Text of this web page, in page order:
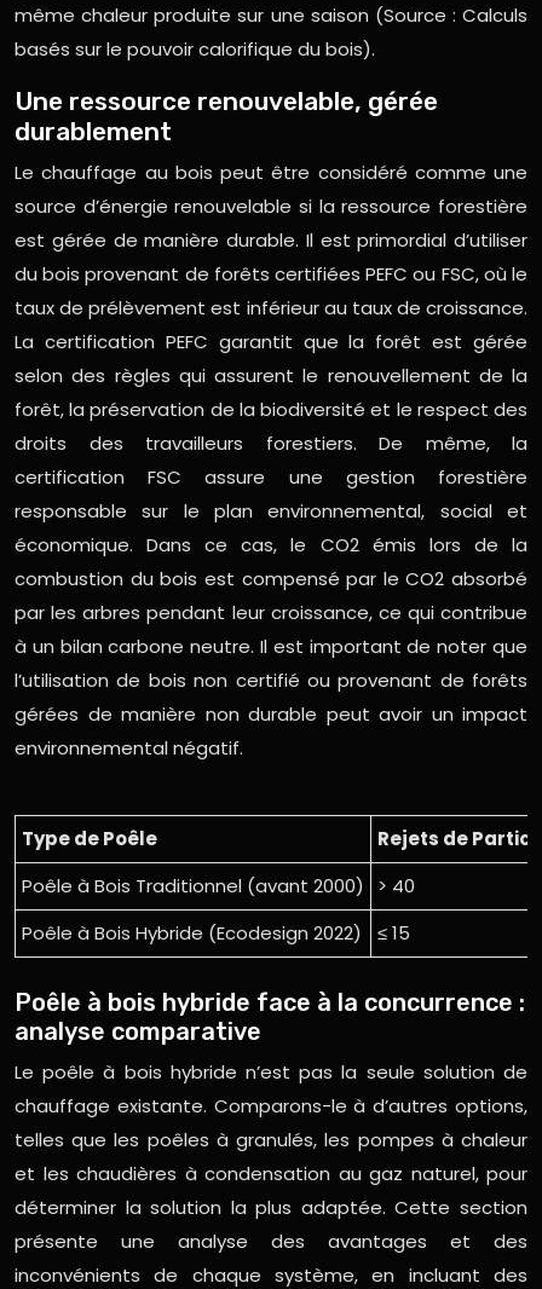
même chaleur produite sur une saison (Source : Calculs
basés sur le pouvoir calorifique du bois).
Une ressource renouvelable, gérée
durablement
Le chauffage au bois peut être considéré comme une
source d’énergie renouvelable si la ressource forestière
est gérée de manière durable. Il est primordial d’utiliser
du bois provenant de forêts certifiées PEFC ou FSC, où le
taux de prélèvement est inférieur au taux de croissance.
La certification PEFC garantit que la forêt est gérée
selon des règles qui assurent le renouvellement de la
forêt, la préservation de la biodiversité et le respect des
droits des travailleurs forestiers. De même, la
certification FSC assure une gestion forestière
responsable sur le plan environnemental, social et
économique. Dans ce cas, le CO2 émis lors de la
combustion du bois est compensé par le CO2 absorbé
par les arbres pendant leur croissance, ce qui contribue
à un bilan carbone neutre. Il est important de noter que
l’utilisation de bois non certifié ou provenant de forêts
gérées de manière non durable peut avoir un impact
environnemental négatif.
Type de Poêle
Rejets de
Poêle à Bois Traditionnel (avant 2000)
> 40
Poêle à Bois Hybride (Ecodesign 2022)
≤ 15
Poêle à bois hybride face à la concurrence :
analyse comparative
Le poêle à bois hybride n’est pas la seule solution de
chauffage existante. Comparons-le à d’autres options,
telles que les poêles à granulés, les pompes à chaleur
et les chaudières à condensation au gaz naturel, pour
déterminer la solution la plus adaptée. Cette section
présente une analyse des avantages et des
inconvénients de chaque système, en incluant des